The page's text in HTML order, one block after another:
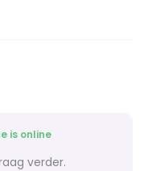
is online
verder.